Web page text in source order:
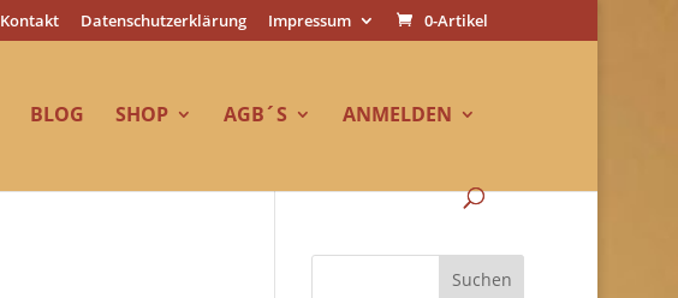
Kontakt Datenschutzerklärung Impressum 0-Artikel
BLOG SHOP AGB´S ANMELDEN